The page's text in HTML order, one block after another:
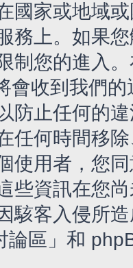
國家或地域
務上。如果
制您的進入
會收到我們
防止任何的
任何時間移
使用者，您
些資訊在您
駭客入侵所
論區」和